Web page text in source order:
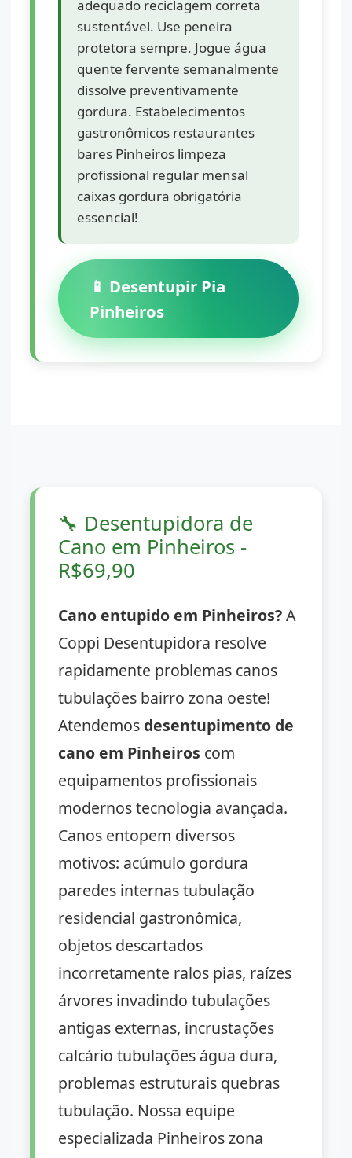
adequado reciclagem correta
sustentável. Use peneira
protetora sempre. Jogue água
quente fervente semanalmente
dissolve preventivamente
gordura. Estabelecimentos
gastronômicos restaurantes
bares Pinheiros limpeza
profissional regular mensal
caixas gordura obrigatória
essencial!
📱 Desentupir Pia
Pinheiros
🔧 Desentupidora de
Cano em Pinheiros -
R$69,90
Cano entupido em Pinheiros?A
Coppi Desentupidora resolve
rapidamente problemas canos
tubulações bairro zona oeste!
Atendemos desentupimento de
cano em Pinheiros com
equipamentos profissionais
modernos tecnologia avançada.
Canos entopem diversos
motivos: acúmulo gordura
paredes internas tubulação
residencial gastronômica,
objetos descartados
incorretamente ralos pias, raízes
árvores invadindo tubulações
antigas externas, incrustações
calcário tubulações água dura,
problemas estruturais quebras
tubulação. Nossa equipe
especializada Pinheiros zona